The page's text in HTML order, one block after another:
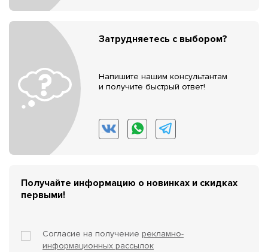
Затрудняетесь с выбором?
Напишите нашим консультантам
и получите быстрый ответ!
Получайте информацию о новинках и скидках
первыми!
Согласие на получение рекламно-
информационных рассылок